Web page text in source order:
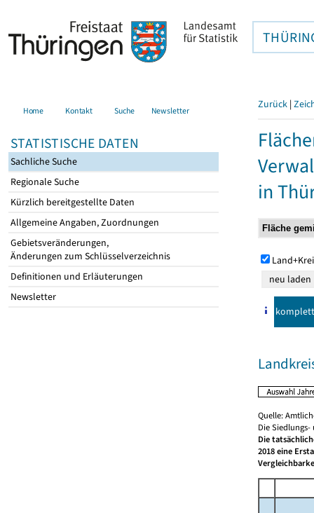
Home Kontakt Suche Newsletter
STATISTISCHE DATEN
Sachliche Suche
Regionale Suche
Kürzlich bereitgestellte Daten
Allgemeine Angaben, Zuordnungen
Gebietsveränderungen,
Änderungen zum Schlüsselverzeichnis
Definitionen und Erläuterungen
Newsletter
Zurück |
in
komplett
Quelle:
Die
Die
2018 eine